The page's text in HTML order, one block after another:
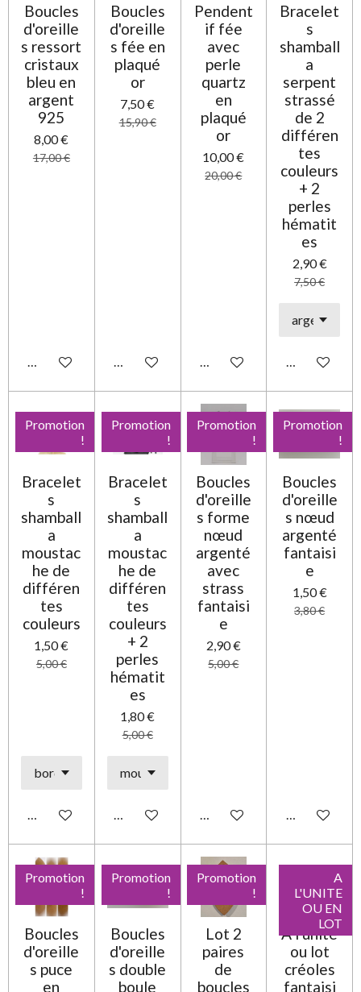
Boucles
d'oreille
s ressort
cristaux
bleu en
argent
925
8,00 €
17,00 €
Ajouter au panier
Boucles
d'oreille
s fée en
plaqué
or
7,50 €
15,90 €
Ajouter au panier
Pendent
if fée
avec
perle
quartz
en
plaqué
or
10,00 €
20,00 €
Ajouter au panier
Bracelet
s
shamball
a
serpent
strassé
de 2
différen
tes
couleurs
+ 2
perles
hématit
es
2,90 €
7,50 €
Ajouter au
Promotion
!
Bracelet
s
shamball
a
moustac
he de
différen
tes
couleurs
1,50 €
5,00 €
Ajouter au panier
Promotion
!
Bracelet
s
shamball
a
moustac
he de
différen
tes
couleurs
+ 2
perles
hématit
es
1,80 €
5,00 €
Ajouter au panier
Promotion
!
Boucles
d'oreille
s forme
nœud
argenté
avec
strass
fantaisi
e
2,90 €
5,00 €
Ajouter au panier
Promotion
!
Boucles
d'oreille
s nœud
argenté
fantaisi
e
1,50 €
3,80 €
Ajouter au
Promotion
!
Boucles
d'oreille
s puce
en
Promotion
!
Boucles
d'oreille
s double
boule
Promotion
!
Lot 2
paires
de
boucles
A
L'UNITE
OU EN
LOT
A l'unité
ou lot
créoles
fantaisi